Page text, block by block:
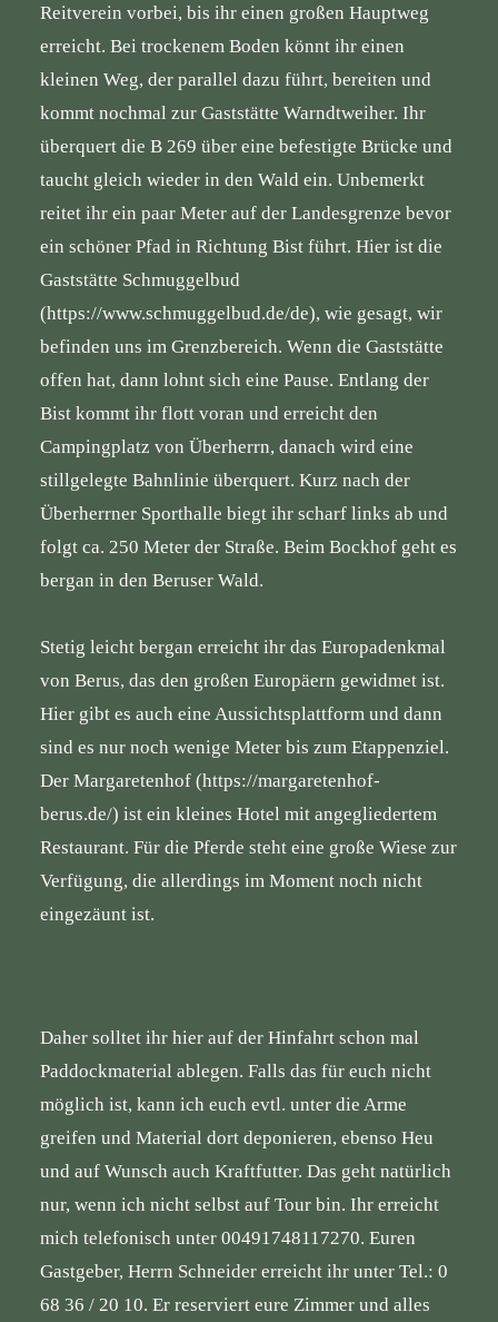
Reitverein vorbei, bis ihr einen großen Hauptweg
erreicht. Bei trockenem Boden könnt ihr einen
kleinen Weg, der parallel dazu führt, bereiten und
kommt nochmal zur Gaststätte Warndtweiher. Ihr
überquert die B 269 über eine befestigte Brücke und
taucht gleich wieder in den Wald ein. Unbemerkt
reitet ihr ein paar Meter auf der Landesgrenze bevor
ein schöner Pfad in Richtung Bist führt. Hier ist die
Gaststätte Schmuggelbud
(https://www.schmuggelbud.de/de), wie gesagt, wir
befinden uns im Grenzbereich. Wenn die Gaststätte
offen hat, dann lohnt sich eine Pause. Entlang der
Bist kommt ihr flott voran und erreicht den
Campingplatz von Überherrn, danach wird eine
stillgelegte Bahnlinie überquert. Kurz nach der
Überherrner Sporthalle biegt ihr scharf links ab und
folgt ca. 250 Meter der Straße. Beim Bockhof geht es
bergan in den Beruser Wald.
Stetig leicht bergan erreicht ihr das Europadenkmal
von Berus, das den großen Europäern gewidmet ist.
Hier gibt es auch eine Aussichtsplattform und dann
sind es nur noch wenige Meter bis zum Etappenziel.
Der Margaretenhof (https://margaretenhof-
berus.de/) ist ein kleines Hotel mit angegliedertem
Restaurant. Für die Pferde steht eine große Wiese zur
Verfügung, die allerdings im Moment noch nicht
eingezäunt ist.
Daher solltet ihr hier auf der Hinfahrt schon mal
Paddockmaterial ablegen. Falls das für euch nicht
möglich ist, kann ich euch evtl. unter die Arme
greifen und Material dort deponieren, ebenso Heu
und auf Wunsch auch Kraftfutter. Das geht natürlich
nur, wenn ich nicht selbst auf Tour bin. Ihr erreicht
mich telefonisch unter 00491748117270. Euren
Gastgeber, Herrn Schneider erreicht ihr unter Tel.: 0
68 36 / 20 10. Er reserviert eure Zimmer und alles